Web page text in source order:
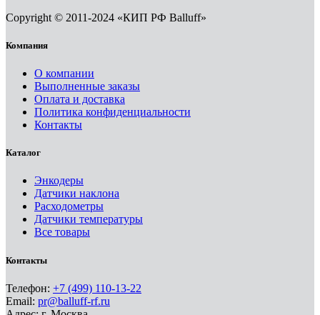
Copyright © 2011-2024 «КИП РФ Balluff»
Компания
О компании
Выполненные заказы
Оплата и доставка
Политика конфиденциальности
Контакты
Каталог
Энкодеры
Датчики наклона
Расходометры
Датчики температуры
Все товары
Контакты
Телефон: +7 (499) 110-13-22
Email: pr@balluff-rf.ru